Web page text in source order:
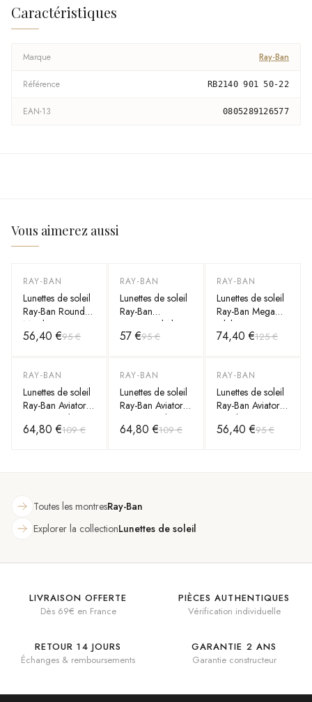
Caractéristiques
Marque Ray-Ban
Référence RB2140 901 50-22
EAN-13 0805289126577
Vous aimerez aussi
-41%
RAY-BAN
Lunettes de soleil
Ray-Ban Round
Metal RB3447
112/51 Rondes
56,40 €95 €
-40%
RAY-BAN
Lunettes de soleil
Ray-Ban
Hexagonal Flat
Lenses RB3548N
57 €95 €
-40%
RAY-BAN
Lunettes de soleil
Ray-Ban Mega
Clubmaster
RB0316S
74,40 €125 €
-40%
RAY-BAN
Lunettes de soleil
Ray-Ban Aviator
Large Metal
RB3025 004/58
64,80 €109 €
-40%
RAY-BAN
Lunettes de soleil
Ray-Ban Aviator
Large Metal
RB3025 004/58
64,80 €109 €
-41%
RAY-BAN
Lunettes de soleil
Ray-Ban Aviator
Metal RB3025
001/33 dorés
56,40 €95 €
Toutes les montresRay-Ban
Explorer la collectionLunettes de soleil
LIVRAISON OFFERTE
Dès 69€ en France
PIÈCES AUTHENTIQUES
Vérification individuelle
RETOUR 14 JOURS
Échanges & remboursements
GARANTIE 2 ANS
Garantie constructeur